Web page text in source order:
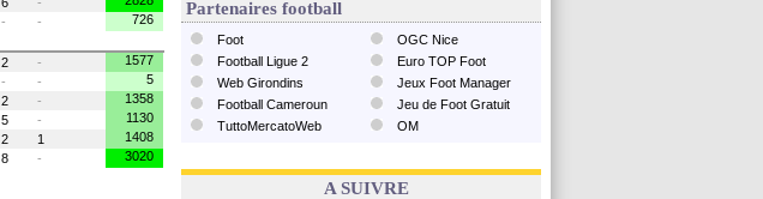
- -
726
2 -
1577
- -
5
2 -
1358
5 -
1130
2 1
1408
8 -
3020
Partenaires football
Foot
Football Ligue 2
Web Girondins
Football Cameroun
TuttoMercatoWeb
OGC Nice
Euro TOP Foot
Jeux Foot Manager
Jeu de Foot Gratuit
OM
A SUIVRE